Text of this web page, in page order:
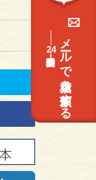
メールで見積を依頼する
24